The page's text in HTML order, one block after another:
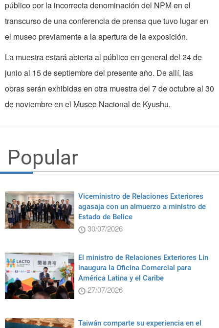
público por la incorrecta denominación del NPM en el
transcurso de una conferencia de prensa que tuvo lugar en
el museo previamente a la apertura de la exposición.
La muestra estará abierta al público en general del 24 de
junio al 15 de septiembre del presente año. De allí, las
obras serán exhibidas en otra muestra del 7 de octubre al 30
de noviembre en el Museo Nacional de Kyushu.
Popular
Viceministro de Relaciones Exteriores
agasaja con un almuerzo a ministro de
Estado de Belice
30/07/2026
El ministro de Relaciones Exteriores Lin
inaugura la Oficina Comercial para
América Latina y el Caribe
27/07/2026
Taiwán comparte su experiencia en el